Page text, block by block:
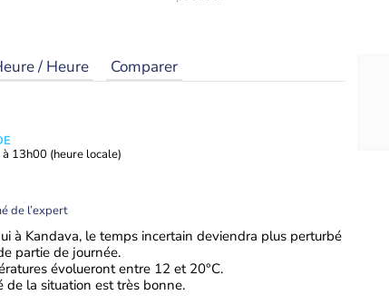
/ Heure Comparer
13h00 (heure locale)
de l’expert
à Kandava, le temps incertain deviendra plus perturbé
partie de journée.
évolueront entre 12 et 20°C.
de la situation est très bonne.